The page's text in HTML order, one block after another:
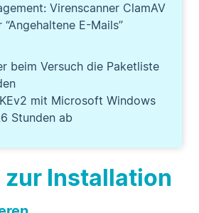
zur Installation
Virenscanner ClamAV
“Angehaltene E-Mails”
beim Versuch die Paketliste
mit Microsoft Windows
Stunden ab